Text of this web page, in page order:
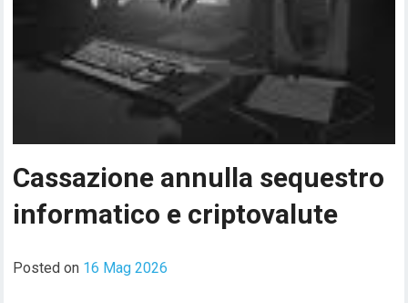
Cassazione annulla sequestro
informatico e criptovalute
Posted on 16 Mag 2026